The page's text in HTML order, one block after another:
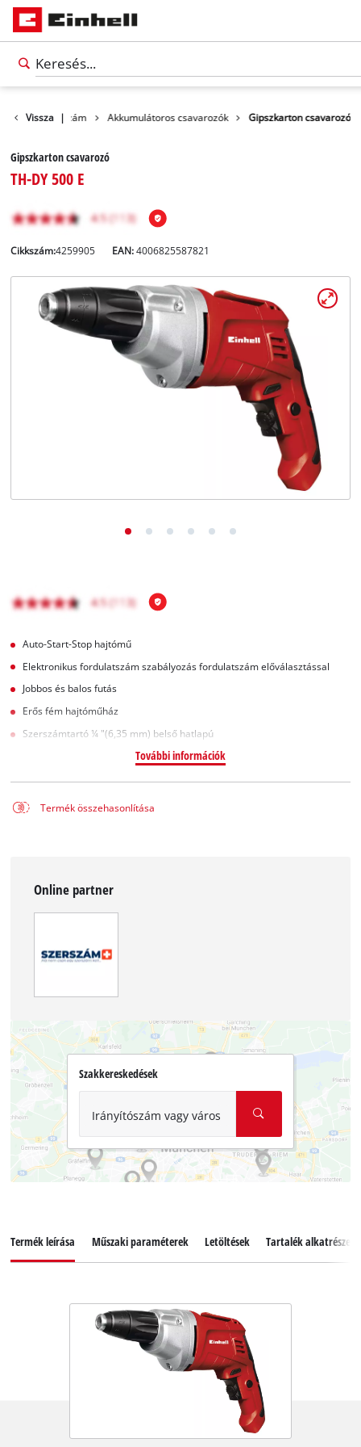
Vissza |
Szerszám Akkumulátoros csavarozók Gipszkarton csavarozó
Gipszkarton csavarozó
TH-DY 500 E
Cikkszám:4259905 EAN:4006825587821
Auto-Start-Stop hajtómű
Elektronikus fordulatszám szabályozás fordulatszám előválasztással
Jobbos és balos futás
Erős fém hajtóműház
Szerszámtartó ¼ "(6,35 mm) belső hatlapú
További információk
Termék összehasonlítása
Online partner
Szakkereskedések
Irányítószám vagy város
Termék leírása Műszaki paraméterek Letöltések Tartalék alkatrészek